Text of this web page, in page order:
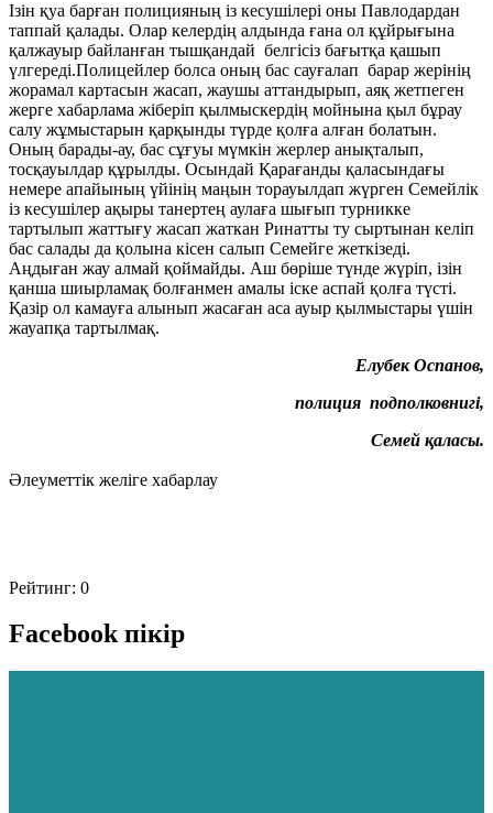
Ізін қуа барған полицияның із кесушілері оны Павлодардан
таппай қалады. Олар келердің алдында ғана ол құйрығына
қалжауыр байланған тышқандай белгісіз бағытқа қашып
үлгереді.Полицейлер болса оның бас сауғалап барар жерінің
жорамал картасын жасап, жаушы аттандырып, аяқ жетпеген
жерге хабарлама жіберіп қылмыскердің мойнына қыл бұрау
салу жұмыстарын қарқынды түрде қолға алған болатын.
Оның барады-ау, бас сұғуы мүмкін жерлер анықталып,
тосқауылдар құрылды. Осындай Қарағанды қаласындағы
немере апайының үйінің маңын торауылдап жүрген Семейлік
із кесушілер ақыры танертең аулаға шығып турникке
тартылып жаттығу жасап жаткан Ринатты ту сыртынан келіп
бас салады да қолына кісен салып Семейге жеткізеді.
Аңдыған жау алмай қоймайды. Аш бөріше түнде жүріп, ізін
қанша шиырламақ болғанмен амалы іске аспай қолға түсті.
Қазір ол камауға алынып жасаған аса ауыр қылмыстары үшін
жауапқа тартылмақ.
Елубек Оспанов,
полиция подполковнигі,
Семей қаласы.
Әлеуметтік желіге хабарлау
Рейтинг: 0
Facebook пікір